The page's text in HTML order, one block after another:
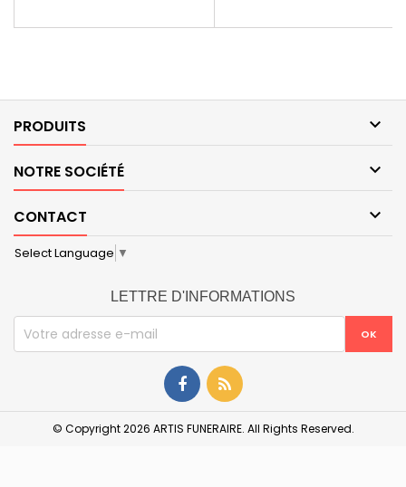
PRODUITS 
NOTRE SOCIÉTÉ 
CONTACT 
Select Language ▼
LETTRE D'INFORMATIONS
© Copyright 2026 ARTIS FUNERAIRE. All Rights Reserved.